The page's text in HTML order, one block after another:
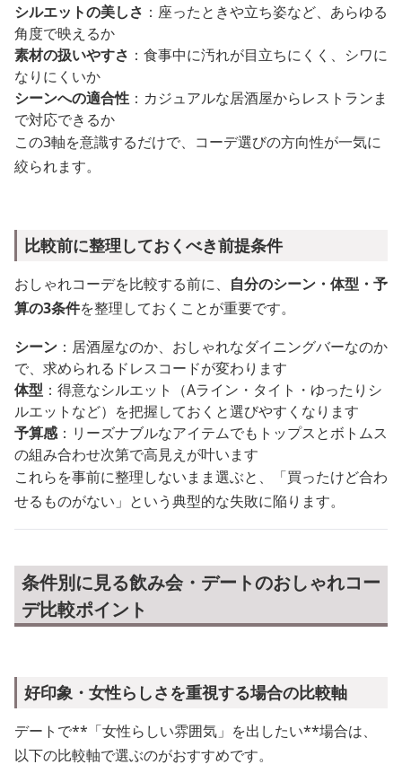
シルエットの美しさ ：座ったときや立ち姿など、あらゆる
角度で映えるか
素材の扱いやすさ ：食事中に汚れが目立ちにくく、シワに
なりにくいか
シーンへの適合性 ：カジュアルな居酒屋からレストランま
で対応できるか
この3軸を意識するだけで、コーデ選びの方向性が一気に
絞られます。
比較前に整理しておくべき前提条件
おしゃれコーデを比較する前に、 自分のシーン・体型・予
算の3条件を整理しておくことが重要です。
シーン ：居酒屋なのか、おしゃれなダイニングバーなのか
で、求められるドレスコードが変わります
体型 ：得意なシルエット（Aライン・タイト・ゆったりシ
ルエットなど）を把握しておくと選びやすくなります
予算感：リーズナブルなアイテムでもトップスとボトムス
の組み合わせ次第で高見えが叶います
これらを事前に整理しないまま選ぶと、「買ったけど合わ
せるものがない」という典型的な失敗に陥ります。
条件別に見る飲み会・デートのおしゃれコー
デ比較ポイント
好印象・女性らしさを重視する場合の比較軸
デートで**「女性らしい雰囲気」を出したい**場合は、
以下の比較軸で選ぶのがおすすめです。